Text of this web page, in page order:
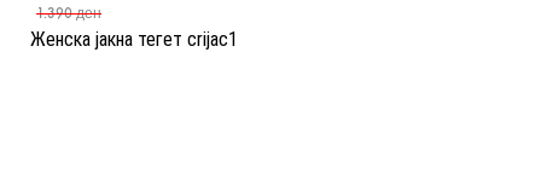
Женска јакна тегет crijac1
1.390ден